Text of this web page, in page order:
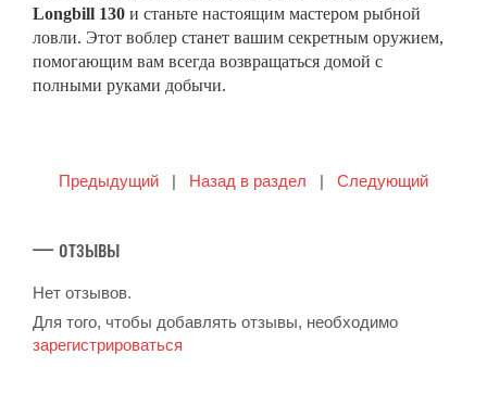
Longbill 130 и станьте настоящим мастером рыбной
ловли. Этот воблер станет вашим секретным оружием,
помогающим вам всегда возвращаться домой с
полными руками добычи.
Предыдущий | Назад в раздел | Следующий
— отзывы
Нет отзывов.
Для того, чтобы добавлять отзывы, необходимо
зарегистрироваться